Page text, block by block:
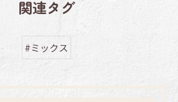
関連タグ
#ミックス